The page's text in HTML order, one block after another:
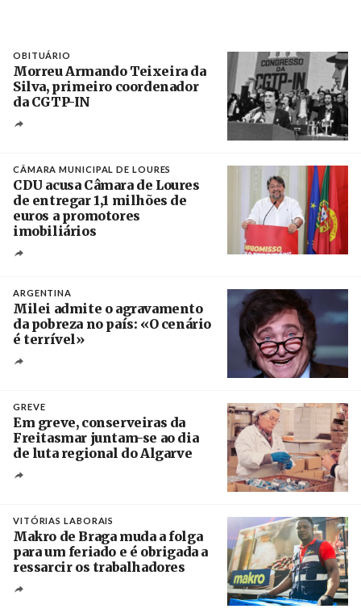
OBITUÁRIO
Morreu Armando Teixeira da
Silva, primeiro coordenador
da CGTP-IN
CÂMARA MUNICIPAL DE LOURES
CDU acusa Câmara de Loures
de entregar 1,1 milhões de
euros a promotores
imobiliários
ARGENTINA
Milei admite o agravamento
da pobreza no país: «O cenário
é terrível»
GREVE
Em greve, conserveiras da
Freitasmar juntam-se ao dia
de luta regional do Algarve
VITÓRIAS LABORAIS
Makro de Braga muda a folga
para um feriado e é obrigada a
ressarcir os trabalhadores